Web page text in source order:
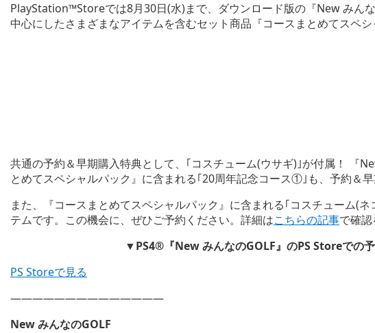
PlayStation™Storeでは8月30日(水)まで、ダウンロード版の『New みん
中心にしたさまざまなアイテムを含むセット商品『コースまとめてスペ
共通の予約＆早期購入特典として、｢コスチューム(ウサギ)｣が付属！ 『
とめてスペシャルパック』に含まれる｢20周年記念コース①｣も、予約＆早
また、『コースまとめてスペシャルパック』に含まれる｢コスチューム(
テムです。この機会に、ぜひご予約ください。詳細はこちらの記事で確認
▼PS4®『New みんなのGOLF』のPS Storeでの
PS Storeで見る
——————————————
New みんなのGOLF